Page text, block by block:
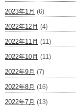
2023年1月 (6)
2022年12月 (4)
2022年11月 (11)
2022年10月 (11)
2022年9月 (7)
2022年8月 (16)
2022年7月 (13)